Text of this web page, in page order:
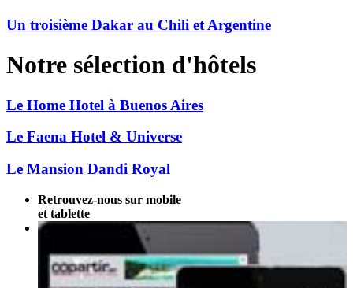
Un troisième Dakar au Chili et Argentine
Notre sélection d'hôtels
Le Home Hotel à Buenos Aires
Le Faena Hotel & Universe
Le Mansion Dandi Royal
Retrouvez-nous sur mobile
et tablette